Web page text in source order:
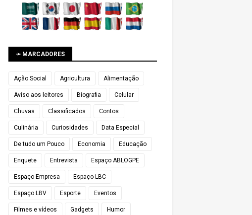
➛ MARCADORES
Ação Social Agricultura Alimentação
Aviso aos leitores Biografia Celular
Chuvas Classificados Contos
Culinária Curiosidades Data Especial
De tudo um Pouco Economia Educação
Enquete Entrevista Espaço ABLOGPE
Espaço Empresa Espaço LBC
Espaço LBV Esporte Eventos
Filmes e vídeos Gadgets Humor